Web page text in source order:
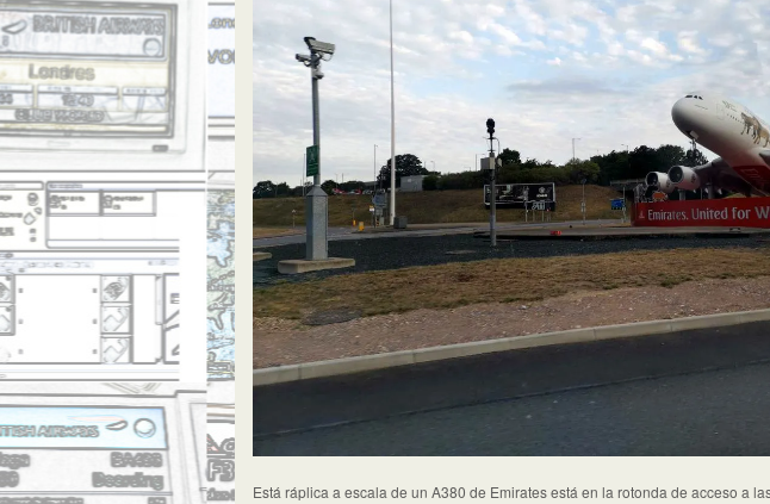
Está ráplica a escala de un A380 de Emirates está en la rotonda de acceso a